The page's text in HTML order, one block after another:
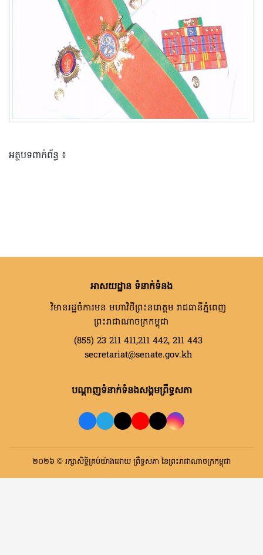
អត្ថបទពាក់ព័ន្ធ ៖
អាសយដ្ឋាន ទំនាក់ទំនង
វិមានរដ្ឋចំការមន មហាវិថីព្រះនរោត្តម រាជធានីភ្នំពេញ
ព្រះរាជាណាចក្រកម្ពុជា
(855) 23 211 411,211 442, 211 443
secretariat@senate.gov.kh
បណ្តាញទំនាក់ទំនងសង្គមព្រឹទ្ធសភា
២០២៦ © រក្សាសិទ្ធិគ្រប់យ៉ាងដោយ ព្រឹទ្ធសភា នៃព្រះរាជាណាចក្រកម្ពុជា